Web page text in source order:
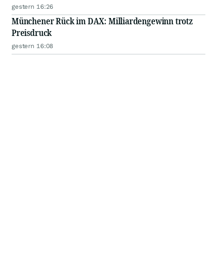
gestern 16:26
Münchener Rück im DAX: Milliardengewinn trotz
Preisdruck
gestern 16:08